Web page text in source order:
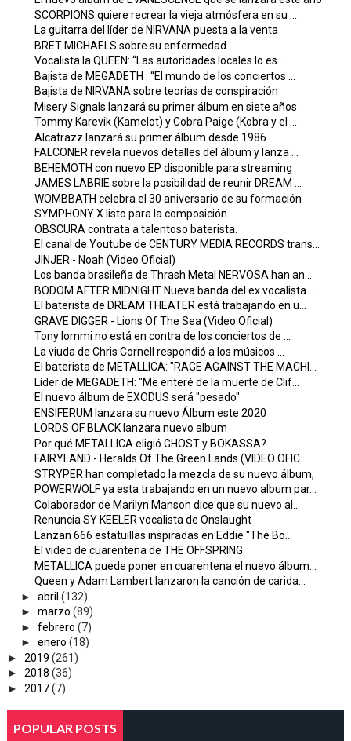
SCORPIONS quiere recrear la vieja atmósfera en su ...
La guitarra del líder de NIRVANA puesta a la venta
BRET MICHAELS sobre su enfermedad
Vocalista la QUEEN: “Las autoridades locales lo es...
Bajista de MEGADETH : “El mundo de los conciertos ...
Bajista de NIRVANA sobre teorías de conspiración
Misery Signals lanzará su primer álbum en siete años
Tommy Karevik (Kamelot) y Cobra Paige (Kobra y el ...
Alcatrazz lanzará su primer álbum desde 1986
FALCONER revela nuevos detalles del álbum y lanza ...
BEHEMOTH con nuevo EP disponible para streaming
JAMES LABRIE sobre la posibilidad de reunir DREAM ...
WOMBBATH celebra el 30 aniversario de su formación
SYMPHONY X listo para la composición
OBSCURA contrata a talentoso baterista.
El canal de Youtube de CENTURY MEDIA RECORDS trans...
JINJER - Noah (Video Oficial)
Los banda brasileña de Thrash Metal NERVOSA han an...
BODOM AFTER MIDNIGHT Nueva banda del ex vocalista...
El baterista de DREAM THEATER está trabajando en u...
GRAVE DIGGER - Lions Of The Sea (Video Oficial)
Tony Iommi no está en contra de los conciertos de ...
La viuda de Chris Cornell respondió a los músicos ...
El baterista de METALLICA: "RAGE AGAINST THE MACHI...
Líder de MEGADETH: "Me enteré de la muerte de Clif...
El nuevo álbum de EXODUS será "pesado"
ENSIFERUM lanzara su nuevo Álbum este 2020
LORDS OF BLACK lanzara nuevo album
Por qué METALLICA eligió GHOST y BOKASSA?
FAIRYLAND - Heralds Of The Green Lands (VIDEO OFIC...
STRYPER han completado la mezcla de su nuevo álbum,
POWERWOLF ya esta trabajando en un nuevo album par...
Colaborador de Marilyn Manson dice que su nuevo al...
Renuncia SY KEELER vocalista de Onslaught
Lanzan 666 estatuillas inspiradas en Eddie "The Bo...
El video de cuarentena de THE OFFSPRING
METALLICA puede poner en cuarentena el nuevo álbum...
Queen y Adam Lambert lanzaron la canción de carida...
► abril (132)
► marzo (89)
► febrero (7)
► enero (18)
► 2019 (261)
► 2018 (36)
► 2017(7)
POPULAR POSTS